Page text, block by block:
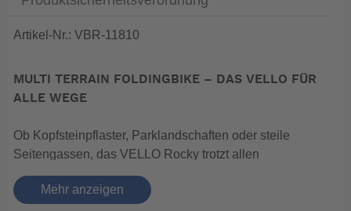
Artikel-Nr.: VBR-11810
MULTI TERRAIN FOLDINGBIKE – DAS VELLO FÜR
ALLE WEGE
Ob Kopfsteinpflaster, Parklandschaften oder steile
Seitengassen, das VELLO Rocky trotzt allen
Widrigkeiten und rockt mit dir den urbanen Dschungel.
Marathon Reifen, hydraulische Scheibenbremsen und
Mehr anzeigen